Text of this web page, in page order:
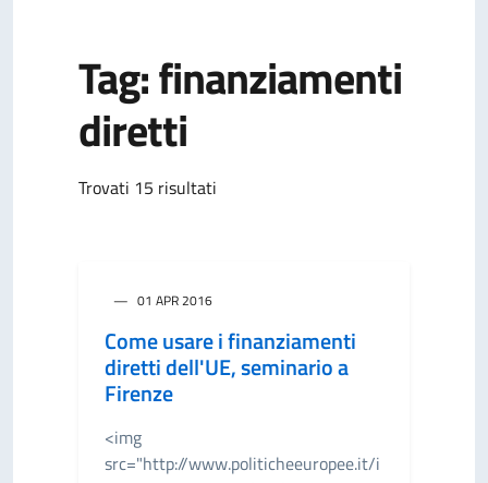
Tag: finanziamenti
diretti
Trovati 15 risultati
01 APR 2016
Come usare i finanziamenti
diretti dell'UE, seminario a
Firenze
<img
src="http://www.politicheeuropee.it/i